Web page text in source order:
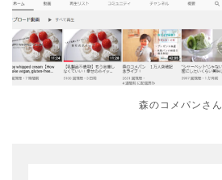
森のコメパンさん